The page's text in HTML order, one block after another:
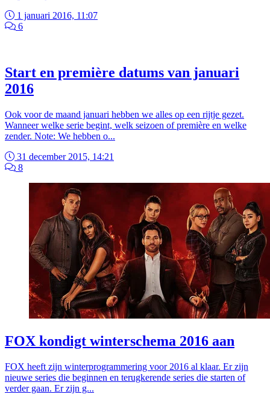
1 januari 2016, 11:07
6
Start en première datums van januari
2016
Ook voor de maand januari hebben we alles op een rijtje gezet.
Wanneer welke serie begint, welk seizoen of première en welke
zender. Note: We hebben o...
31 december 2015, 14:21
8
FOX kondigt winterschema 2016 aan
FOX heeft zijn winterprogrammering voor 2016 al klaar. Er zijn
nieuwe series die beginnen en terugkerende series die starten of
verder gaan. Er zijn g...